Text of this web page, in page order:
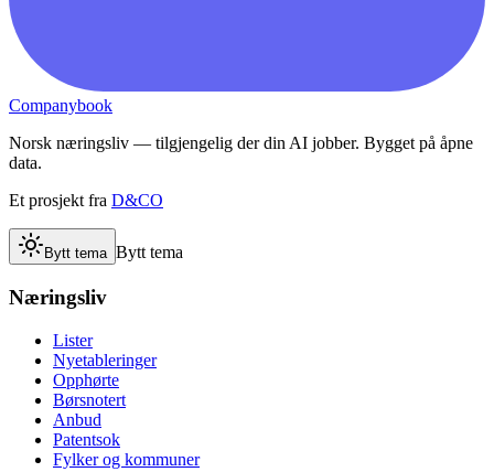
Companybook
Norsk næringsliv — tilgjengelig der din AI jobber. Bygget på åpne
data.
Et prosjekt fra D&CO
Bytt tema Bytt tema
Næringsliv
Lister
Nyetableringer
Opphørte
Børsnotert
Anbud
Patentsok
Fylker og kommuner